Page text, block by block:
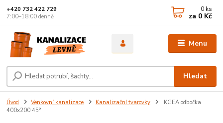
Menu
Hledat
+420 732 422 729
7:00–18:00 denně
0 ks
za 0 Kč
Úvod Venkovní kanalizace Kanalizační tvarovky
KGEA odbočka
400x200 45°